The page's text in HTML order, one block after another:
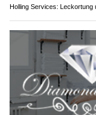
Holling Services: